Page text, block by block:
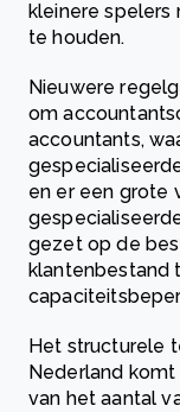
kleinere spelers
te houden.
Nieuwere
om
accountants,
en er een grote
gezet op de
klantenbestand
Het structurele
Nederland
van het aantal